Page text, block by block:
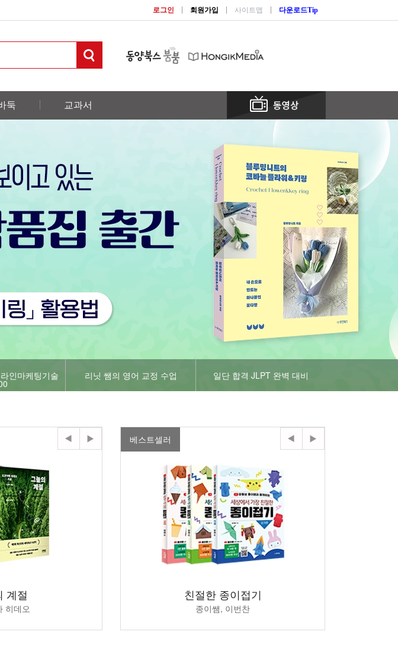
로그인 회원가입 사이트맵 다운로드Tip
둑 교과서
인마케팅기술 리닛 쌤의 영어 교정 수업 일단 합격 JLPT 완벽 대비
기술 100
마케팅
인스타 브레인
안데르스 한센
계절
히데오
혼여행 기록집
최유진, Collect
베스트셀러
운 인체 드로잉
선, 드로잉, 해부학
친절한 종이접기
종이쌤, 이번찬